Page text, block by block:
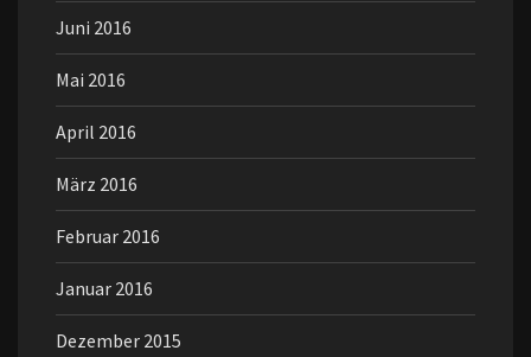
Juni 2016
Mai 2016
April 2016
März 2016
Februar 2016
Januar 2016
Dezember 2015